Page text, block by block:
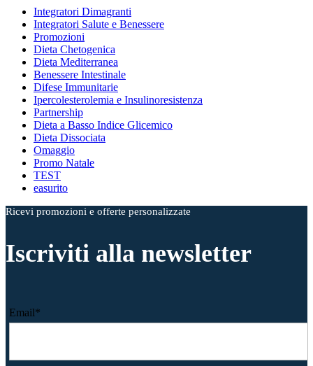
€34,80.
Integratori Dimagranti
Integratori Salute e Benessere
Promozioni
Dieta Chetogenica
Dieta Mediterranea
Benessere Intestinale
Difese Immunitarie
Ipercolesterolemia e Insulinoresistenza
Partnership
Dieta a Basso Indice Glicemico
Dieta Dissociata
Omaggio
Promo Natale
TEST
easurito
Ricevi promozioni e offerte personalizzate
Iscriviti alla newsletter
Email*